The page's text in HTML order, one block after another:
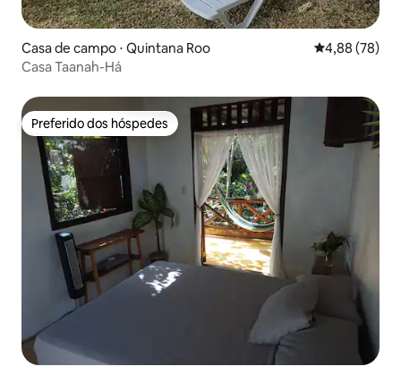
Casa de campo ⋅ Quintana Roo 4,88 de uma
4,88 (78)
Casa Taanah-Há
Preferido dos hóspedes
Preferido dos hóspedes